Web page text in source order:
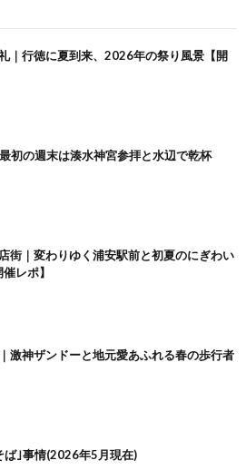
｜行徳に夏到来、2026年の祭り風景【開
初の週末は湊水神宮参拝と水辺で乾杯
街｜変わりゆく浦安駅前と初夏のにぎわい
レポ】
激神ザンドーと地元愛あふれる春の歩行者
ば｣事情(2026年5月現在)